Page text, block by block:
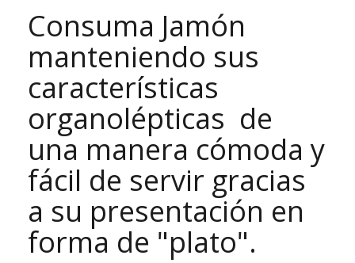
Consuma Jamón
manteniendo sus
características
organolépticas de
una manera cómoda y
fácil de servir gracias
a su presentación en
forma de "plato".